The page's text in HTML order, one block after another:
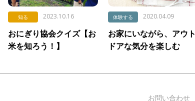
知る 2023.10.16
おにぎり協会クイズ【お
米を知ろう！】
お米への影響」
体験する 2020.04.09
お家にいながら、アウト
ドアな気分を楽しむ
お問い合わせ